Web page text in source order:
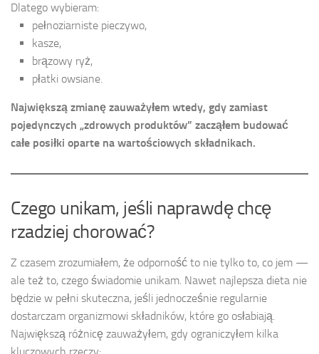
Dlatego wybieram:
pełnoziarniste pieczywo,
kasze,
brązowy ryż,
płatki owsiane.
Największą zmianę zauważyłem wtedy, gdy zamiast
pojedynczych „zdrowych produktów” zacząłem budować
całe posiłki oparte na wartościowych składnikach.
Czego unikam, jeśli naprawdę chcę
rzadziej chorować?
Z czasem zrozumiałem, że odporność to nie tylko to, co jem —
ale też to, czego świadomie unikam. Nawet najlepsza dieta nie
będzie w pełni skuteczna, jeśli jednocześnie regularnie
dostarczam organizmowi składników, które go osłabiają.
Największą różnicę zauważyłem, gdy ograniczyłem kilka